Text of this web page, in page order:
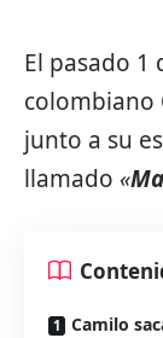
El pasado 1
colombiano
junto a su
llamado «
Camilo